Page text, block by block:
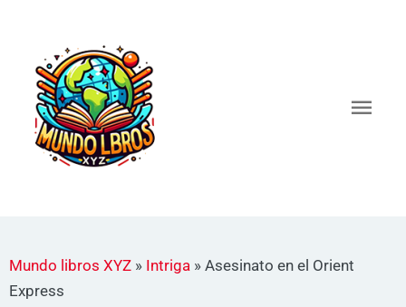
contenido
Mundo libros XYZ » Intriga » Asesinato en el Orient
Express